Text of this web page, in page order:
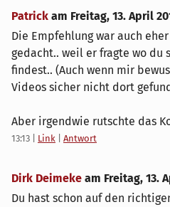
Patrick am Freitag, 13. April
Die Empfehlung war auch
gedacht.. weil er fragte wo du
findest.. (Auch wenn mir
Videos sicher nicht dort
Aber irgendwie rutschte das
13:13 Link Antwort
Dirk Deimeke am Freitag, 13.
Du hast schon auf den